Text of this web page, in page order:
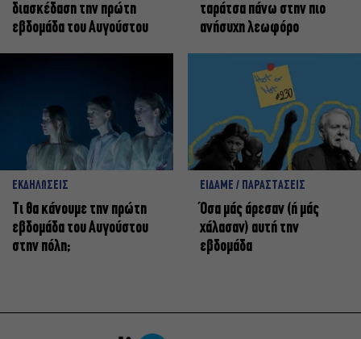
διασκέδαση την πρώτη
εβδομάδα του Αυγούστου
ταράτσα πάνω στην πιο
ανήσυχη λεωφόρο
ΕΚΔΗΛΩΣΕΙΣ
Τι θα κάνουμε την πρώτη
εβδομάδα του Αυγούστου
στην πόλη;
ΕΙΔΑΜΕ / ΠΑΡΑΣΤΑΣΕΙΣ
Όσα μάς άρεσαν (ή μάς
χάλασαν) αυτή την
εβδομάδα